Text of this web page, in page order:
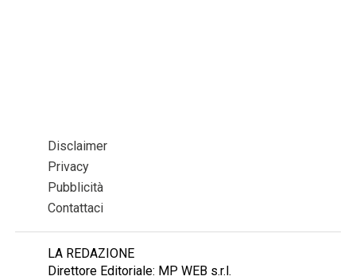
Disclaimer
Privacy
Pubblicità
Contattaci
LA REDAZIONE
Direttore Editoriale: MP WEB s.r.l.